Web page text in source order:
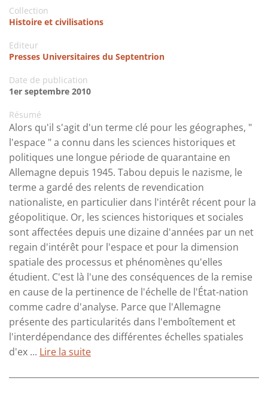
Collection
Histoire et civilisations
Editeur
Presses Universitaires du Septentrion
Date de publication
1er septembre 2010
Résumé
Alors qu'il s'agit d'un terme clé pour les géographes, "
l'espace " a connu dans les sciences historiques et
politiques une longue période de quarantaine en
Allemagne depuis 1945. Tabou depuis le nazisme, le
terme a gardé des relents de revendication
nationaliste, en particulier dans l'intérêt récent pour la
géopolitique. Or, les sciences historiques et sociales
sont affectées depuis une dizaine d'années par un net
regain d'intérêt pour l'espace et pour la dimension
spatiale des processus et phénomènes qu'elles
étudient. C'est là l'une des conséquences de la remise
en cause de la pertinence de l'échelle de l'État-nation
comme cadre d'analyse. Parce que l'Allemagne
présente des particularités dans l'emboîtement et
l'interdépendance des différentes échelles spatiales
d'ex ... Lire la suite